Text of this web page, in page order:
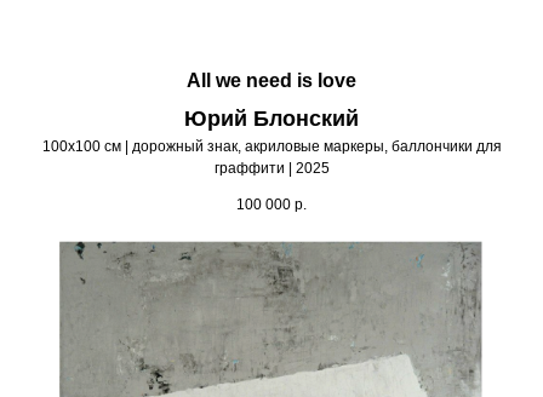
All we need is love
Юрий Блонский
100х100 см | дорожный знак, акриловые маркеры, баллончики для
граффити | 2025
100 000 р.